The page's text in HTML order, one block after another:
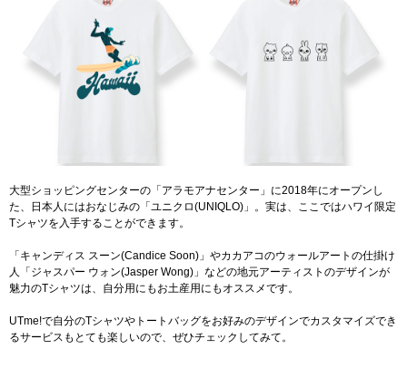
大型ショッピングセンターの「アラモアナセンター」に2018年にオープンし
た、日本人にはおなじみの「ユニクロ(UNIQLO)」。実は、ここではハワイ限定
Tシャツを入手することができます。
「キャンディス スーン(Candice Soon)」やカカアコのウォールアートの仕掛け
人「ジャスパー ウォン(Jasper Wong)」などの地元アーティストのデザインが
魅力のTシャツは、自分用にもお土産用にもオススメです。
UTme!で自分のTシャツやトートバッグをお好みのデザインでカスタマイズでき
るサービスもとても楽しいので、ぜひチェックしてみて。